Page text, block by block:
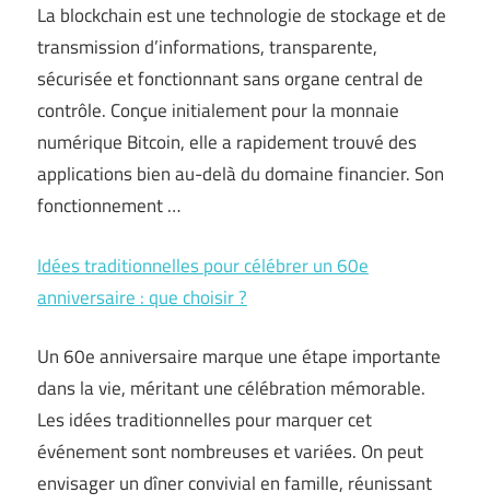
La blockchain est une technologie de stockage et de
transmission d’informations, transparente,
sécurisée et fonctionnant sans organe central de
contrôle. Conçue initialement pour la monnaie
numérique Bitcoin, elle a rapidement trouvé des
applications bien au-delà du domaine financier. Son
fonctionnement …
Idées traditionnelles pour célébrer un 60e
anniversaire : que choisir ?
Un 60e anniversaire marque une étape importante
dans la vie, méritant une célébration mémorable.
Les idées traditionnelles pour marquer cet
événement sont nombreuses et variées. On peut
envisager un dîner convivial en famille, réunissant